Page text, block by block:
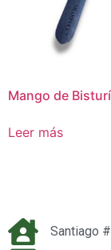
Mango de
Leer más
Santiago